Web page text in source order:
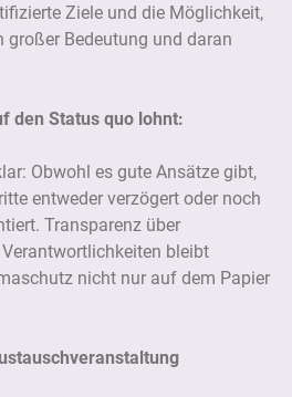
Ziele und die Möglichkeit,
großer Bedeutung und daran
den Status quo lohnt:
Obwohl es gute Ansätze gibt,
entweder verzögert oder noch
Transparenz über
bleibt
nicht nur auf dem Papier